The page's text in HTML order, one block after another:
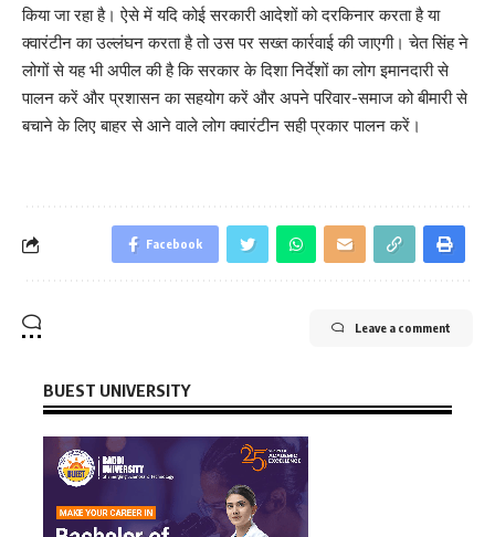
किया जा रहा है। ऐसे में यदि कोई सरकारी आदेशों को दरकिनार करता है या
क्वारंटीन का उल्लंघन करता है तो उस पर सख्त कार्रवाई की जाएगी। चेत सिंह ने
लोगों से यह भी अपील की है कि सरकार के दिशा निर्देशों का लोग इमानदारी से
पालन करें और प्रशासन का सहयोग करें और अपने परिवार-समाज को बीमारी से
बचाने के लिए बाहर से आने वाले लोग क्वारंटीन सही प्रकार पालन करें।
Facebook
Leave a comment
BUEST UNIVERSITY